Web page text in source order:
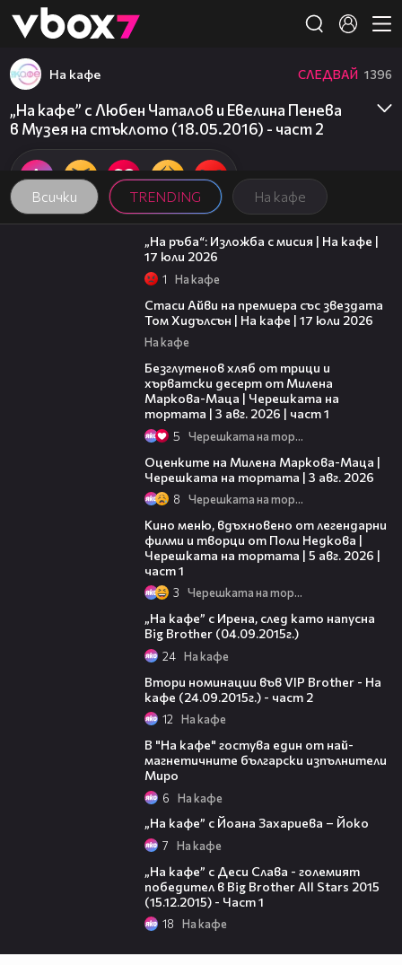
👾
Всички TRENDING На кафе
На кафе СЛЕДВАЙ 1396
„На кафе” с Любен Чаталов и Евелина Пенева
в Музея на стъклото (18.05.2016) - част 2
09:09
„На ръба“: Изложба с мисия | На кафе |
17 юли 2026
1 На кафе
Стаси Айви на премиера със звездата
Том Хидълсън | На кафе | 17 юли 2026
На кафе
Безглутенов хляб от трици и
хърватски десерт от Милена
Маркова-Маца | Черешката на
тортата | 3 авг. 2026 | част 1
5 Черешката на тортата
Оценките на Милена Маркова-Маца |
Черешката на тортата | 3 авг. 2026
8 Черешката на тортата
Кино меню, вдъхновено от легендарни
филми и творци от Поли Недкова |
Черешката на тортата | 5 авг. 2026 |
част 1
3 Черешката на тортата
„На кафе” с Ирена, след като напусна
Big Brother (04.09.2015г.)
24 На кафе
Втори номинации във VIP Brother - На
кафе (24.09.2015г.) - част 2
12 На кафе
В "На кафе" гостува един от най-
магнетичните български изпълнители
Миро
6 На кафе
„На кафе” с Йоана Захариева – Йоко
7 На кафе
„На кафе” с Деси Слава - големият
победител в Big Brother All Stars 2015
(15.12.2015) - Част 1
18 На кафе